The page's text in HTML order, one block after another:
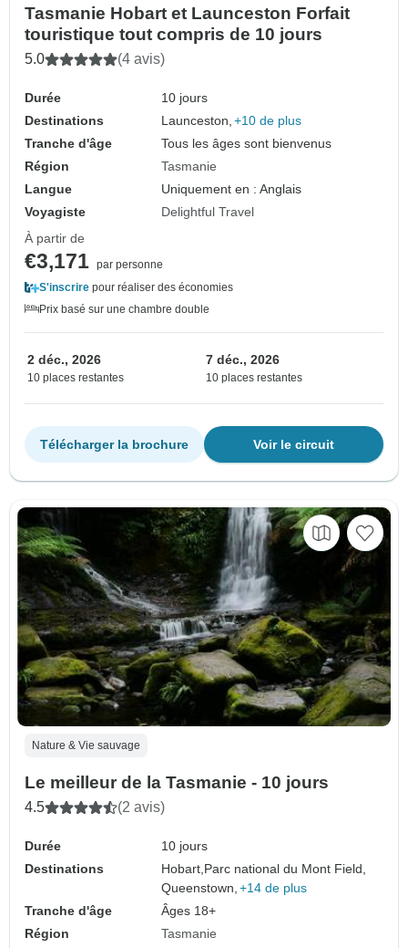
Tasmanie Hobart et Launceston Forfait
touristique tout compris de 10 jours
5.0 (4 avis)
Durée
10 jours
Destinations
Launceston, +10 de plus
Tranche d'âge
Tous les âges sont bienvenus
Région
Tasmanie
Langue
Uniquement en : Anglais
Voyagiste
Delightful Travel
À partir de
€3,171 par personne
S'inscrire pour réaliser des économies
Prix basé sur une chambre double
2 déc., 2026
10 places restantes
7 déc., 2026
10 places restantes
Voir le circuit
Télécharger la brochure
Nature & Vie sauvage
Le meilleur de la Tasmanie - 10 jours
4.5 (2 avis)
Durée
10 jours
Destinations
Hobart, Parc national du Mont Field,
Queenstown, +14 de plus
Tranche d'âge
Âges 18+
Région
Tasmanie